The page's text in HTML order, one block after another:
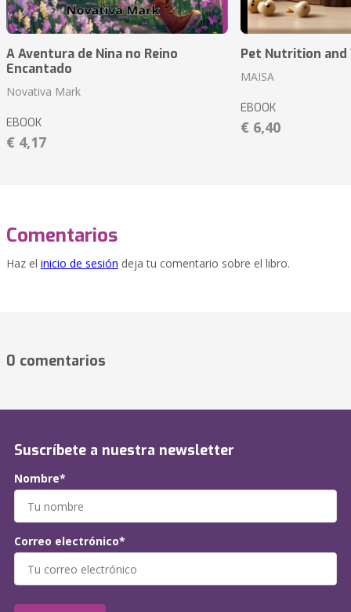
A Aventura de Nina no Reino
Encantado
Novativa Mark
EBOOK
€ 4,17
Pet Nutrition and
MAISA
EBOOK
€ 6,40
Comentarios
Haz el inicio de sesión deja tu comentario sobre el libro.
0 comentarios
Suscríbete a nuestra newsletter
Nombre*
Correo electrónico*